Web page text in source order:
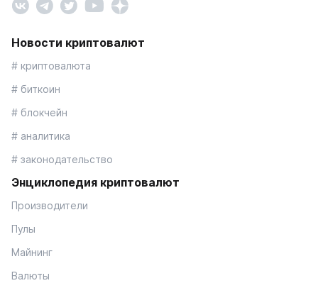
Новости криптовалют
# криптовалюта
# биткоин
# блокчейн
# аналитика
# законодательство
Энциклопедия криптовалют
Производители
Пулы
Майнинг
Валюты